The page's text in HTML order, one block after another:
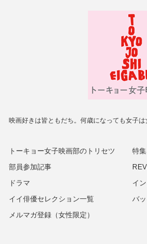
映画好きは皆ともだち。何歳になっても女子は
トーキョー女子映画部のトリセツ
特集
部員参加記事
ドラマ
イ
イイ俳優セレクション一覧
バ
メルマガ登録（女性限定）